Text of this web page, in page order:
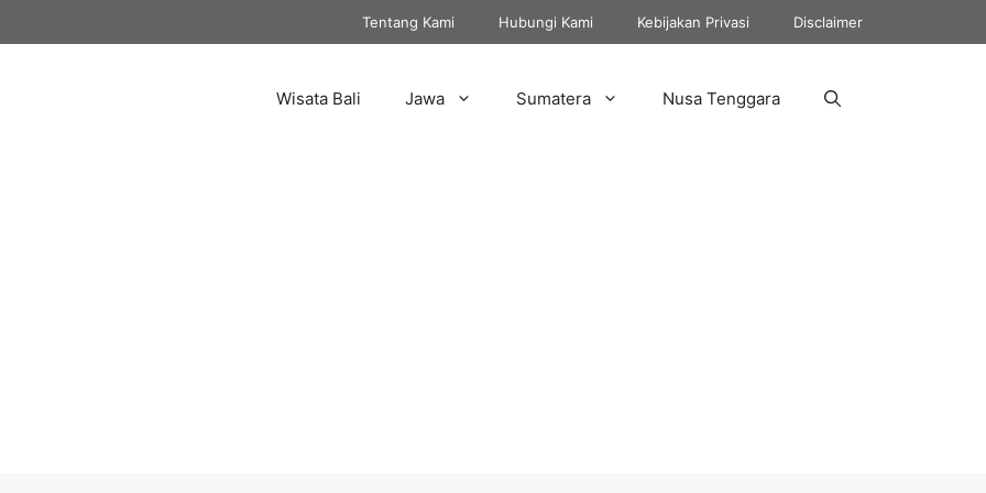
Tentang Kami Hubungi Kami Kebijakan Privasi Disclaimer
Wisata Bali Jawa Sumatera Nusa Tenggara